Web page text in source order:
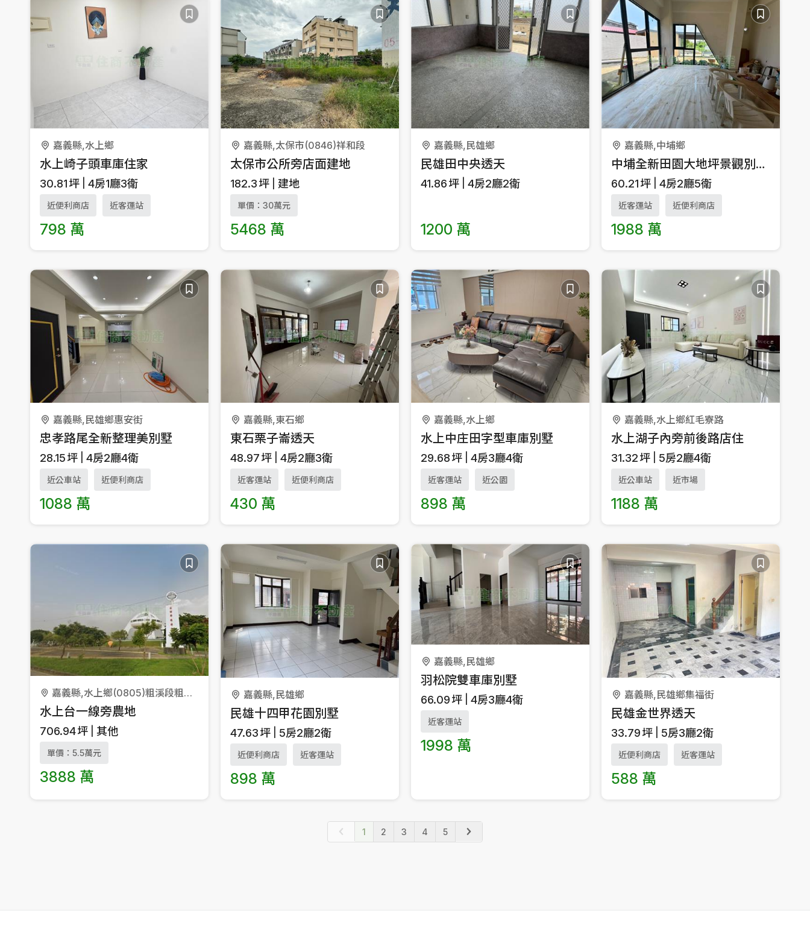
嘉義縣,水上鄉
水上崎子頭車庫住家
30.81坪 4房1廳3衛
近便利商店 近客運站
798 萬
嘉義縣,太保市(0846)祥和段
太保市公所旁店面建地
182.3坪 建地
單價：30萬元
5468 萬
嘉義縣,民雄鄉
民雄田中央透天
41.86坪 4房2廳2衛
1200 萬
嘉義縣,中埔鄉
中埔全新田園大地坪景觀別墅1
60.21坪 4房2廳5衛
近客運站 近便利商店
1988 萬
嘉義縣,民雄鄉惠安街
忠孝路尾全新整理美別墅
28.15坪 4房2廳4衛
近公車站 近便利商店
1088 萬
嘉義縣,東石鄉
東石栗子崙透天
48.97坪 4房2廳3衛
近客運站 近便利商店
430 萬
嘉義縣,水上鄉
水上中庄田字型車庫別墅
29.68坪 4房3廳4衛
近客運站 近公園
898 萬
嘉義縣,水上鄉紅毛寮路
水上湖子內旁前後路店住
31.32坪 5房2廳4衛
近公車站 近市場
1188 萬
嘉義縣,水上鄉(0805)粗溪段粗溪小段
水上台一線旁農地
706.94坪 其他
單價：5.5萬元
3888 萬
嘉義縣,民雄鄉
民雄十四甲花園別墅
47.63坪 5房2廳2衛
近便利商店 近客運站
898 萬
嘉義縣,民雄鄉
羽松院雙車庫別墅
66.09坪 4房3廳4衛
近客運站
1998 萬
嘉義縣,民雄鄉集福街
民雄金世界透天
33.79坪 5房3廳2衛
近便利商店 近客運站
588 萬
1 2 3 4 5